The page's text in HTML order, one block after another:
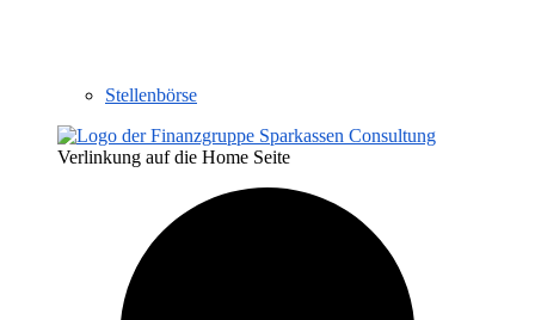
Stellenbörse
Verlinkung auf die Home Seite